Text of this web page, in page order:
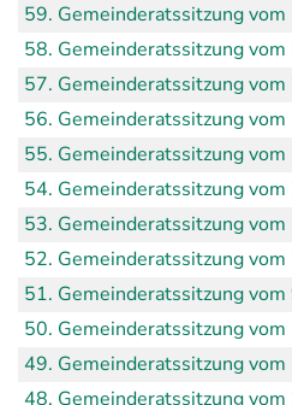
59. Gemeinderatssitzung
58. Gemeinderatssitzung
57. Gemeinderatssitzung
56. Gemeinderatssitzung
55. Gemeinderatssitzung
54. Gemeinderatssitzung
53. Gemeinderatssitzung
52. Gemeinderatssitzung
51. Gemeinderatssitzung
50. Gemeinderatssitzung
49. Gemeinderatssitzung
48. Gemeinderatssitzung